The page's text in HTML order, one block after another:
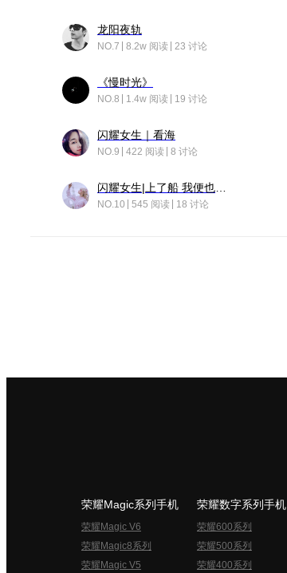
龙阳夜轨
NO.7 8.2w 阅读 23 讨论
《慢时光》
NO.8 1.4w 阅读 19 讨论
闪耀女生｜看海
NO.9 422 阅读 8 讨论
NO.10 545 阅读 18 讨论
荣耀Magic系列手机
荣耀Magic V6
荣耀Magic8系列
荣耀Magic V5
荣耀数字系列手机
荣耀600系列
荣耀500系列
荣耀400系列